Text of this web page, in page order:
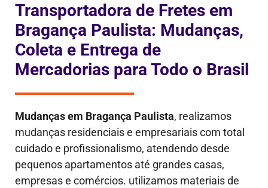
Transportadora de Fretes em
Bragança Paulista: Mudanças,
Coleta e Entrega de
Mercadorias para Todo o Brasil
Mudanças em Bragança Paulista, realizamos
mudanças residenciais e empresariais com total
cuidado e profissionalismo, atendendo desde
pequenos apartamentos até grandes casas,
empresas e comércios. utilizamos materiais de